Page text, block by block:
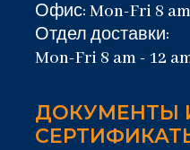
Офис: Mon-Fri 8
Отдел доставки:
Mon-Fri 8 am - 12
ДОКУМЕНТЫ